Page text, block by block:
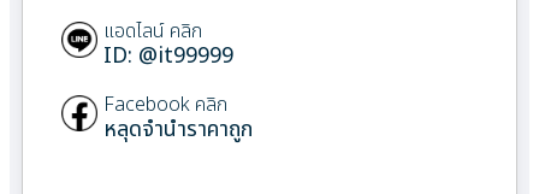
แอดไลน์ คลิก
ID: @it99999
Facebook คลิก
หลุดจำนำราคาถูก